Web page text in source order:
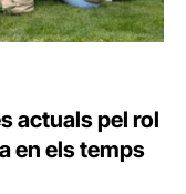
actuals pel rol
en els temps